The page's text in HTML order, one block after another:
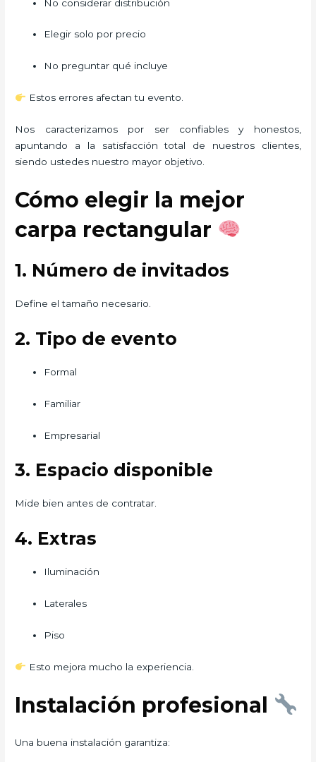
No considerar distribución
Elegir solo por precio
No preguntar qué incluye
Estos errores afectan tu evento.
Nos caracterizamos por ser confiables y honestos,
apuntando a la satisfacción total de nuestros clientes,
siendo ustedes nuestro mayor objetivo.
Cómo elegir la mejor
carpa rectangular
1. Número de invitados
Define el tamaño necesario.
2. Tipo de evento
Formal
Familiar
Empresarial
3. Espacio disponible
Mide bien antes de contratar.
4. Extras
Iluminación
Laterales
Piso
Esto mejora mucho la experiencia.
Instalación profesional
Una buena instalación garantiza: